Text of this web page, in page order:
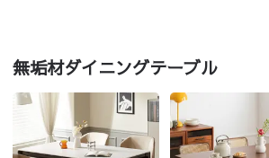
無垢材ダイニングテーブル